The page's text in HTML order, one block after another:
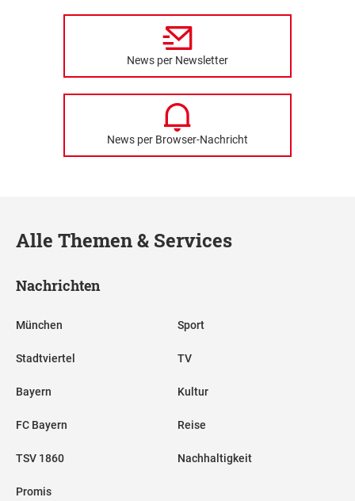
News per Newsletter
News per Browser-Nachricht
Alle Themen & Services
Nachrichten
München
Stadtviertel
Bayern
FC Bayern
TSV 1860
Promis
Sport
TV
Kultur
Reise
Nachhaltigkeit